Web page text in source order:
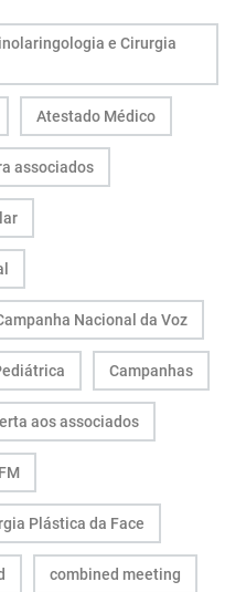
e Cirurgia
Atestado Médico
associados
Nacional da Voz
Campanhas
aos associados
Plástica da Face
combined meeting